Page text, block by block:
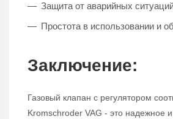
Защита от аварийных
Простота в использовании и
Заключение:
Газовый клапан с регулятором
Kromschroder VAG - это надежное